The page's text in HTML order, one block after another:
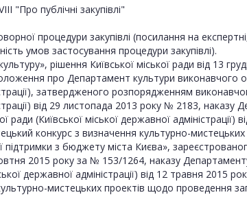
"Про публічні закупівлі"
процедури закупівлі (посилання на
умов застосування процедури закупівлі).
рішення Київської міської ради від 13
про Департамент культури виконавчого
затвердженого розпорядженням
від 29 листопада 2013 року № 2183, наказу
ради (Київської міської державної
конкурс з визначення культурно-мистецьких
підтримки з бюджету міста Києва»,
2015 року за № 153/1264, наказу
державної адміністрації) від 12 травня 2015
мистецьких проектів щодо проведення